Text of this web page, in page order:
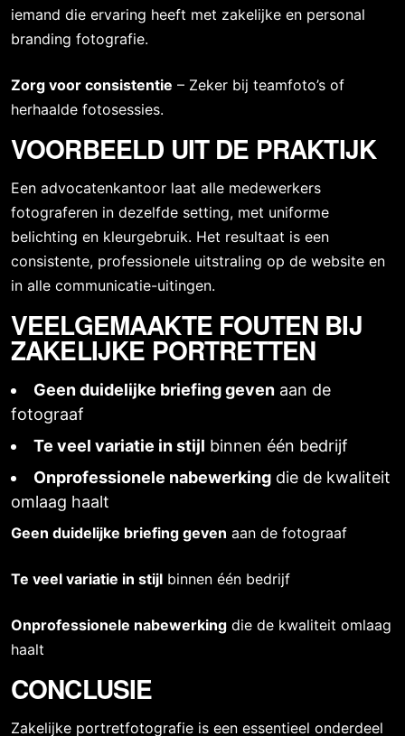
iemand die ervaring heeft met zakelijke en personal
branding fotografie.
Zorg voor consistentie – Zeker bij teamfoto’s of
herhaalde fotosessies.
VOORBEELD UIT DE PRAKTIJK
Een advocatenkantoor laat alle medewerkers
fotograferen in dezelfde setting, met uniforme
belichting en kleurgebruik. Het resultaat is een
consistente, professionele uitstraling op de website en
in alle communicatie-uitingen.
VEELGEMAAKTE FOUTEN BIJ
ZAKELIJKE PORTRETTEN
Geen duidelijke briefing geven aan de
fotograaf
Te veel variatie in stijl binnen één bedrijf
Onprofessionele nabewerking die de kwaliteit
omlaag haalt
Geen duidelijke briefing geven aan de fotograaf
Te veel variatie in stijl binnen één bedrijf
Onprofessionele nabewerking die de kwaliteit omlaag
haalt
CONCLUSIE
Zakelijke portretfotografie is een essentieel onderdeel